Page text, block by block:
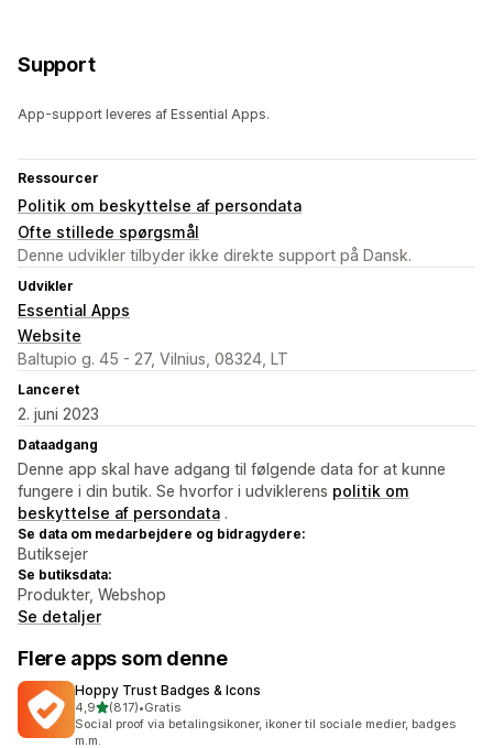
Support
App-support leveres af Essential Apps.
Ressourcer
Politik om beskyttelse af persondata
Ofte stillede spørgsmål
Denne udvikler tilbyder ikke direkte support på Dansk.
Udvikler
Essential Apps
Website
Baltupio g. 45 - 27, Vilnius, 08324, LT
Lanceret
2. juni 2023
Dataadgang
Denne app skal have adgang til følgende data for at kunne
fungere i din butik. Se hvorfor i udviklerens politik om
beskyttelse af persondata .
Se data om medarbejdere og bidragydere:
Butiksejer
Se butiksdata:
Produkter, Webshop
Se detaljer
Flere apps som denne
Hoppy Trust Badges & Icons
4,9ud af 5 stjerner
(817)
817 anmeldelser i alt
•Gratis
Social proof via betalingsikoner, ikoner til sociale medier, badges
m.m.